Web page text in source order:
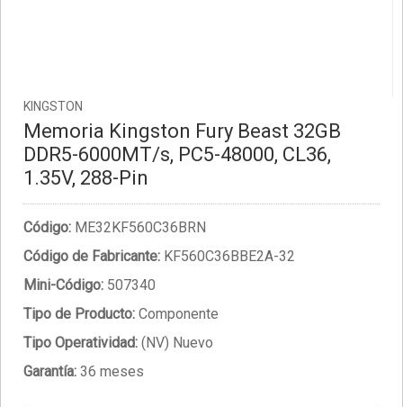
KINGSTON
Memoria Kingston Fury Beast 32GB
DDR5-6000MT/s, PC5-48000, CL36,
1.35V, 288-Pin
Código: ME32KF560C36BRN
Código de Fabricante: KF560C36BBE2A-32
Mini-Código: 507340
Tipo de Producto: Componente
Tipo Operatividad: (NV) Nuevo
Garantía: 36 meses